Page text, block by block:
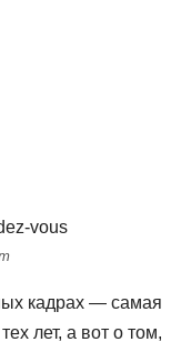
кадрах — самая
лет, а вот о том,